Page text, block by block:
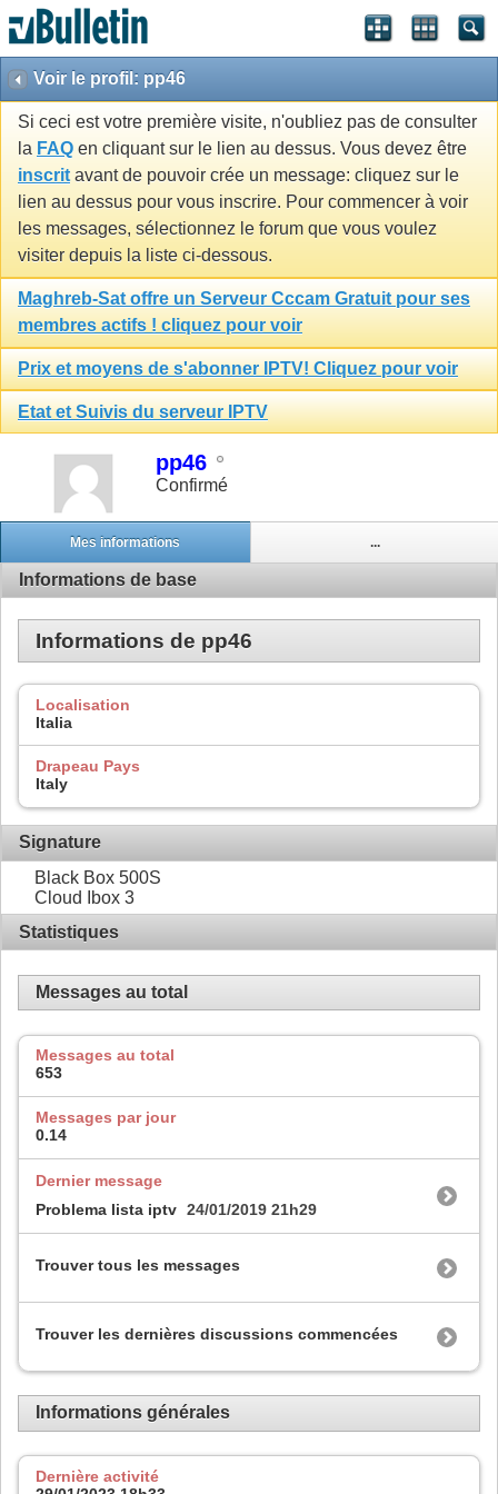
Voir le profil: pp46
Si ceci est votre première visite, n'oubliez pas de consulter
la FAQ en cliquant sur le lien au dessus. Vous devez être
inscrit avant de pouvoir crée un message: cliquez sur le
lien au dessus pour vous inscrire. Pour commencer à voir
les messages, sélectionnez le forum que vous voulez
visiter depuis la liste ci-dessous.
Maghreb-Sat offre un Serveur Cccam Gratuit pour ses
membres actifs ! cliquez pour voir
Prix et moyens de s'abonner IPTV! Cliquez pour voir
Etat et Suivis du serveur IPTV
pp46
Confirmé
Mes informations ...
Informations de base
Informations de pp46
Localisation
Italia
Drapeau Pays
Italy
Signature
Black Box 500S
Cloud Ibox 3
Statistiques
Messages au total
Messages au total
653
Messages par jour
0.14
Dernier message
Problema lista iptv 24/01/2019 21h29
Trouver tous les messages
Trouver les dernières discussions commencées
Informations générales
Dernière activité